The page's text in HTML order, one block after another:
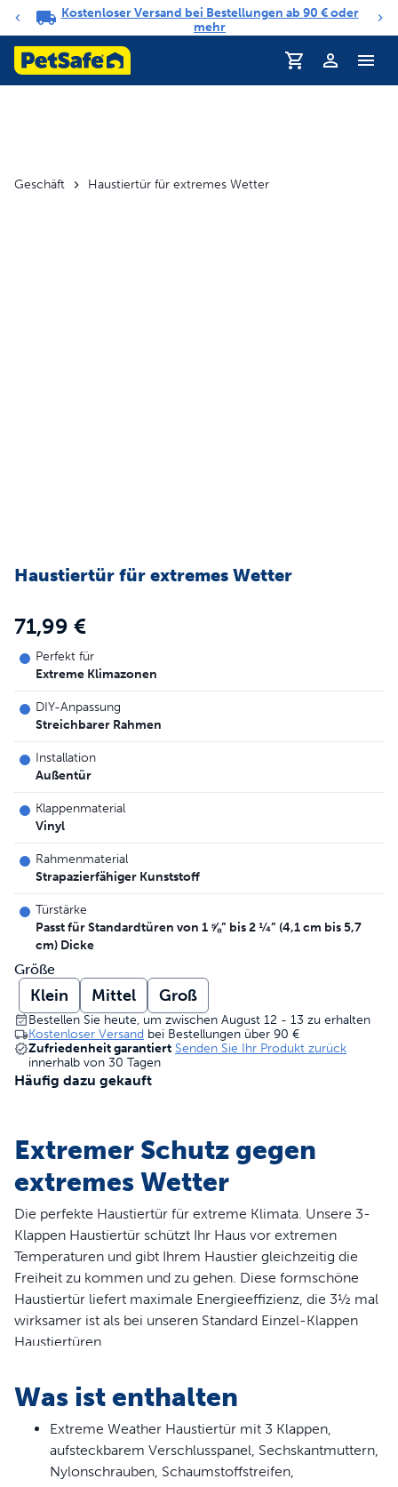
Benachrichtigungs-Karussell
Kostenloser Versand bei Bestellungen ab 90 € oder
mehr
Profil
Geschäft Haustiertür für extremes Wetter
Haustiertür für extremes Wetter
71,99 €
Perfekt für
Extreme Klimazonen
DIY-Anpassung
Streichbarer Rahmen
Installation
Außentür
Klappenmaterial
Vinyl
Rahmenmaterial
Strapazierfähiger Kunststoff
Türstärke
Passt für Standardtüren von 1 ⅝” bis 2 ¼” (4,1 cm bis 5,7
cm) Dicke
Größe
Klein Mittel Groß
Bestellen Sie heute, um zwischen August 12 - 13 zu erhalten
Kostenloser Versand bei Bestellungen über 90 €
Zufriedenheit garantiert Senden Sie Ihr Produkt zurück
innerhalb von 30 Tagen
Häufig dazu gekauft
Extremer Schutz gegen
extremes Wetter
Die perfekte Haustiertür für extreme Klimata. Unsere 3-
Klappen Haustiertür schützt Ihr Haus vor extremen
Temperaturen und gibt Ihrem Haustier gleichzeitig die
Freiheit zu kommen und zu gehen. Diese formschöne
Haustiertür liefert maximale Energieeffizienz, die 3½ mal
wirksamer ist als bei unseren Standard Einzel-Klappen
Haustiertüren.
Was ist enthalten
Extreme Weather Haustiertür mit 3 Klappen,
aufsteckbarem Verschlusspanel, Sechskantmuttern,
Nylonschrauben, Schaumstoffstreifen,